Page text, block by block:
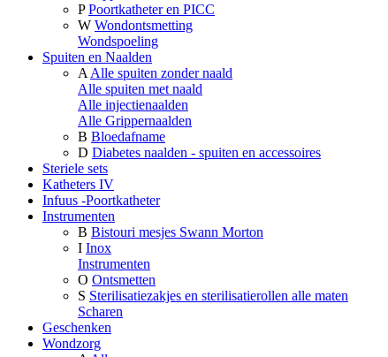
P Poortkatheter en PICC
W Wondontsmetting
Wondspoeling
Spuiten en Naalden
A Alle spuiten zonder naald
Alle spuiten met naald
Alle injectienaalden
Alle Grippernaalden
B Bloedafname
D Diabetes naalden - spuiten en accessoires
Steriele sets
Katheters IV
Infuus -Poortkatheter
Instrumenten
B Bistouri mesjes Swann Morton
I Inox
Instrumenten
O Ontsmetten
S Sterilisatiezakjes en sterilisatierollen alle maten
Scharen
Geschenken
Wondzorg